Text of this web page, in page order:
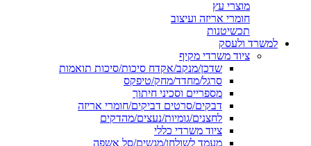
מוצרי עץ
חומרי אריזה ועיצוב
תכשיטנות
למשרד ולעסק
ציוד משרדי מקיף
שדכן/מנקב/אקדח סיכות/סיכות תואמות
סרגל/מחדד/מחק/טיפקס
מספריים וסכיני חיתוך
דבקים/סרטים דביקים/חומרי אריזה
לחצנים/גומיות/נעצים/מהדקים
ציוד משרדי כללי
מעמד לשולחן/מגשים/סל אשפה